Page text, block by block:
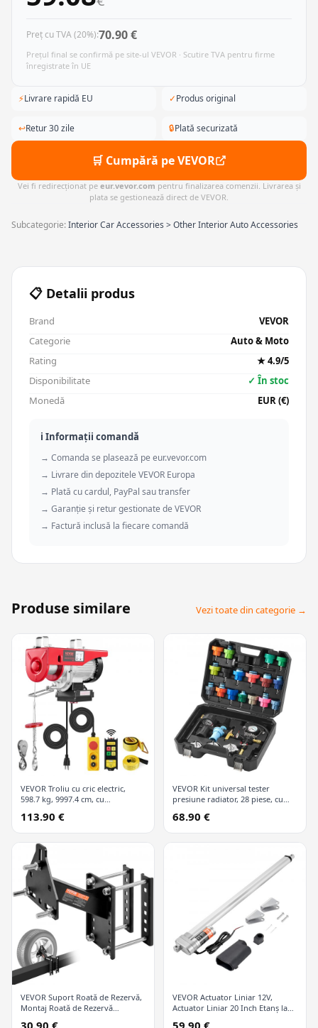
Preț cu TVA (20%):70.90 €
Prețul final se confirmă pe site-ul VEVOR · Scutire TVA pentru firme
înregistrate în UE
⚡Livrare rapidă EU ✓Produs original
↩Retur 30 zile 🔒Plată securizată
🛒 Cumpără pe VEVOR
Vei fi redirecționat pe eur.vevor.com pentru finalizarea comenzii. Livrarea și
plata se gestionează direct de VEVOR.
Subcategorie:Interior Car Accessories > Other Interior Auto Accessories
📋 Detalii produs
Brand
VEVOR
Categorie
Auto & Moto
Rating
★ 4.9/5
Disponibilitate
✓ În stoc
Monedă
EUR (€)
ℹ️ Informații comandă
→ Comanda se plasează pe eur.vevor.com
→ Livrare din depozitele VEVOR Europa
→ Plată cu cardul, PayPal sau transfer
→ Garanție și retur gestionate de VEVOR
→ Factură inclusă la fiecare comandă
Produse similare Vezi toate din categorie →
VEVOR Troliu cu cric electric,
598.7 kg, 9997.4 cm, cu
cu fir
113.90 €
VEVOR Kit universal tester
presiune radiator, 28 piese, cu
codificate după culori, kit vid
refill pentru sisteme de răcire
68.90 €
VEVOR Suport Roată de Rezervă,
Montaj Roată de Rezervă
30.90 €
VEVOR Actuator Liniar 12V,
Actuator Liniar 20 Inch Etanș la
59.90 €